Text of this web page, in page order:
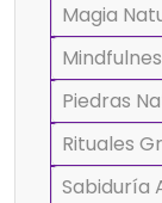
Magia
Piedras
Rituales
Sabiduría